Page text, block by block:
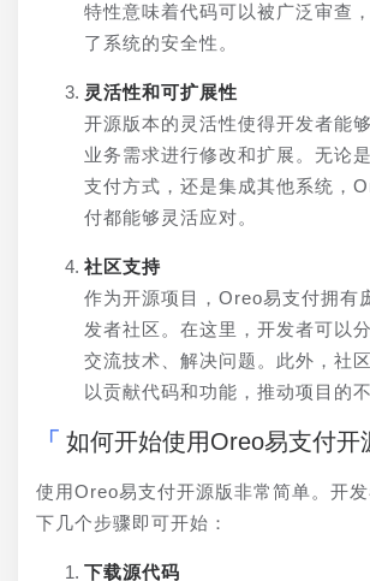
特性意味着代码可以被广泛审查
了系统的安全性。
灵活性和可扩展性
开源版本的灵活性使得开发者能
业务需求进行修改和扩展。无论
支付方式，还是集成其他系统，
付都能够灵活应对。
社区支持
作为开源项目，Oreo易支付拥有
发者社区。在这里，开发者可以分
交流技术、解决问题。此外，社
以贡献代码和功能，推动项目的不
如何开始使用Oreo易支付开
使用Oreo易支付开源版非常简单。开
下几个步骤即可开始：
下载源代码